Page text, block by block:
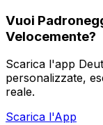
Vuoi
Velocemente?
Scarica l'app
personalizzate,
reale.
Scarica l'App